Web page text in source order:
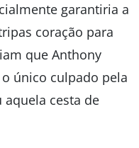
garantiria a
coração para
que Anthony
único culpado pela
cesta de